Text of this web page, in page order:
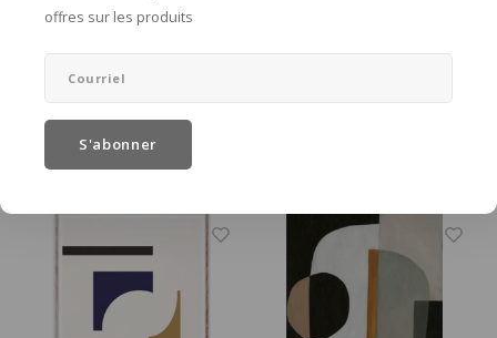
offres sur les produits
S'abonner
Layers 01 poster 30 x 40
30 x 40 cm
Ajouter au panier
Layers 02 poster 50 x
50 x 70 cm